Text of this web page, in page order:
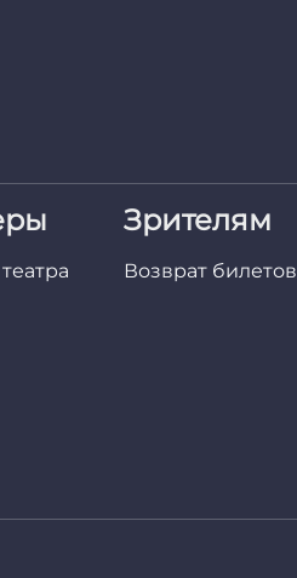
Зрителям
Возврат билетов